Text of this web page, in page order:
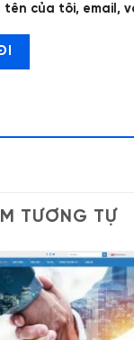
tên của tôi, email,
TƯƠNG TỰ